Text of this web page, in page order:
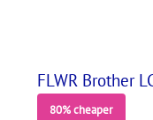
FLWR Brother
80% cheaper